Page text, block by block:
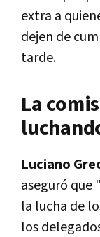
extra a
dejen de
tarde.
La
Luciano
aseguró que
la lucha de
los